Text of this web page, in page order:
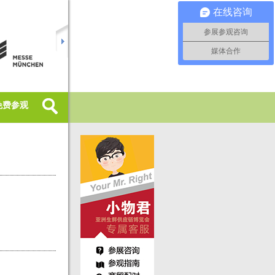
费参观
在线咨询
参展参观咨询
媒体合作